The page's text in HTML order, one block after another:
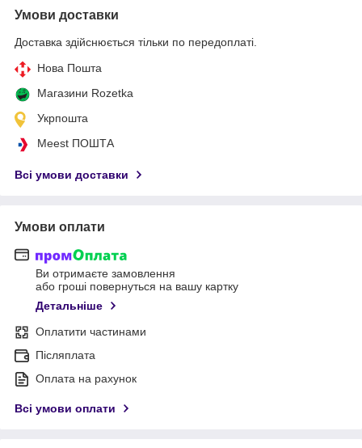
Умови доставки
Доставка здійснюється тільки по передоплаті.
Нова Пошта
Магазини Rozetka
Укрпошта
Meest ПОШТА
Всі умови доставки
Умови оплати
Ви отримаєте замовлення
або гроші повернуться на вашу картку
Детальніше
Оплатити частинами
Післяплата
Оплата на рахунок
Всі умови оплати